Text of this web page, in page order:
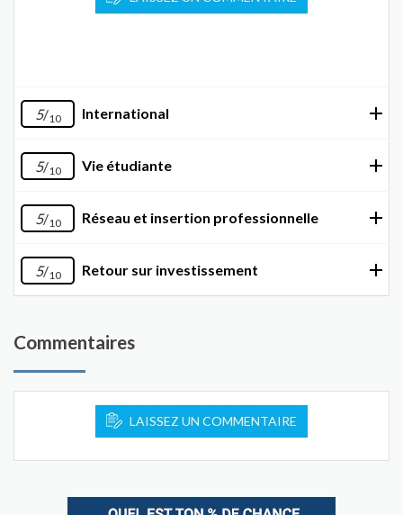
5/10 International
5/10 Vie étudiante
5/10 Réseau et insertion professionnelle
5/10 Retour sur investissement
Commentaires
LAISSEZ UN COMMENTAIRE